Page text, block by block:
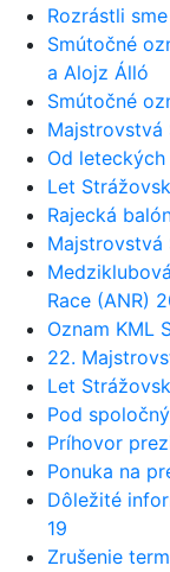
Rozrástli
Smútočné
a Alojz Álló
Smútočné
Majstrovstvá
Od
Let
Rajecká
Majstrovstvá
Race (ANR)
Oznam KML
22.
Let
Pod
Príhovor
Ponuka na
Dôležité
19
Zrušenie